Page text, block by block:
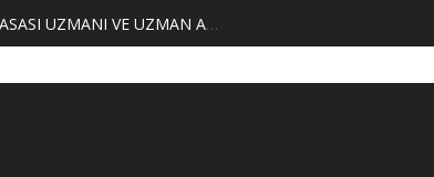
MERKEZİMİZ BÜNYESİNDE YETİŞTİRİLMEK ÜZERE GÖNÜLLÜ ÜLKE MASASI UZMANI VE UZMAN ADAYLARI ARIYORUZ 2. SASAM STRATEJİ